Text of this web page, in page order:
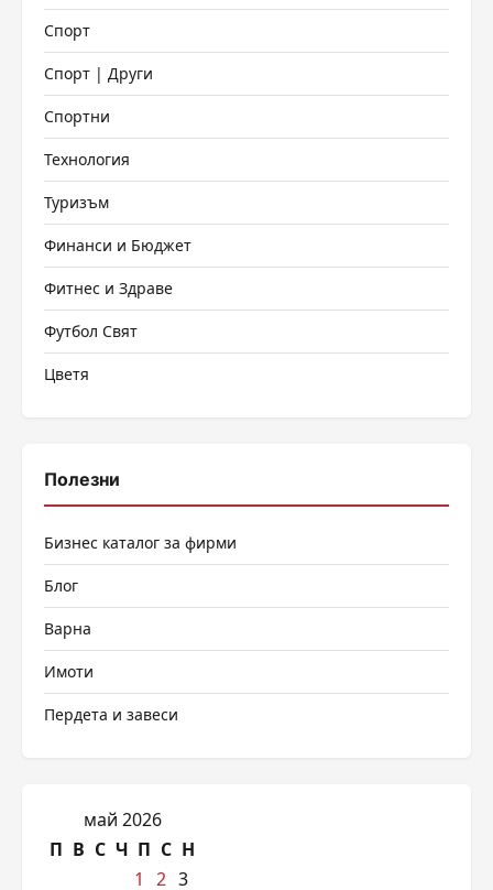
Спорт
Спорт | Други
Спортни
Технология
Туризъм
Финанси и Бюджет
Фитнес и Здраве
Футбол Свят
Цветя
Полезни
Бизнес каталог за фирми
Блог
Варна
Имоти
Пердета и завеси
май 2026
П В С Ч П С Н
1
2 3